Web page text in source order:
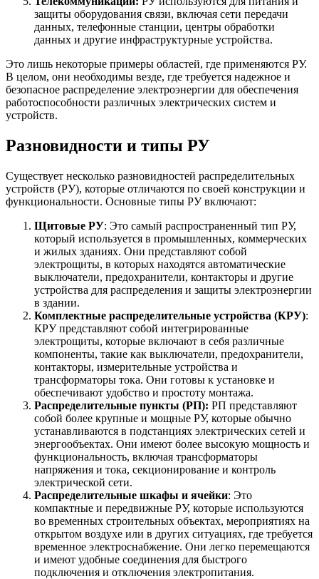
защиты оборудования связи, включая сети передачи
данных, телефонные станции, центры обработки
данных и другие инфраструктурные устройства.
Это лишь некоторые примеры областей, где применяются РУ.
В целом, они необходимы везде, где требуется надежное и
безопасное распределение электроэнергии для обеспечения
работоспособности различных электрических систем и
устройств.
Разновидности и типы РУ
Существует несколько разновидностей распределительных
устройств (РУ), которые отличаются по своей конструкции и
функциональности. Основные типы РУ включают:
Щитовые РУ: Это самый распространенный тип РУ,
который используется в промышленных, коммерческих
и жилых зданиях. Они представляют собой
электрощиты, в которых находятся автоматические
выключатели, предохранители, контакторы и другие
устройства для распределения и защиты электроэнергии
в здании.
Комплектные распределительные устройства (КРУ):
КРУ представляют собой интегрированные
электрощиты, которые включают в себя различные
компоненты, такие как выключатели, предохранители,
контакторы, измерительные устройства и
трансформаторы тока. Они готовы к установке и
обеспечивают удобство и простоту монтажа.
Распределительные пункты (РП): РП представляют
собой более крупные и мощные РУ, которые обычно
устанавливаются в подстанциях электрических сетей и
энергообъектах. Они имеют более высокую мощность и
функциональность, включая трансформаторы
напряжения и тока, секционирование и контроль
электрической сети.
Распределительные шкафы и ячейки: Это
компактные и передвижные РУ, которые используются
во временных строительных объектах, мероприятиях на
открытом воздухе или в других ситуациях, где требуется
временное электроснабжение. Они легко перемещаются
и имеют удобные соединения для быстрого
подключения и отключения электропитания.